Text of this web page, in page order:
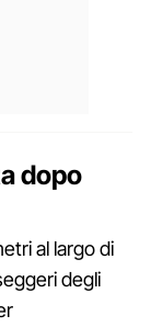
dopo
al largo di
degli